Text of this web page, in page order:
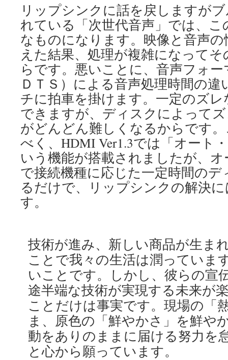
リップシンクに話を戻しますが
れている「次世代音声」では、
なものになります。映像と音声
えた結果、処理が複雑になって
らです。悪いことに、音声フォ
ＤＴＳ）による音声処理時間の
チに拍車を掛けます。一定のズ
できますが、ディスクによって
がどんどん難しくなるからです
べく、HDMI Ver1.3では「オート
いう機能が搭載されましたが、
で接続機種に応じた一定時間の
るだけで、リップシンクの解決
す。
技術が進み、新しい商品が生ま
ことで我々の生活は潤っていま
いことです。しかし、彼らの宣
途半端な技術が実現する未来が
ことだけは事実です。現場の「
ま、原色の「鮮やかさ」を鮮や
動をありのままに届ける努力を
と心から願っています。